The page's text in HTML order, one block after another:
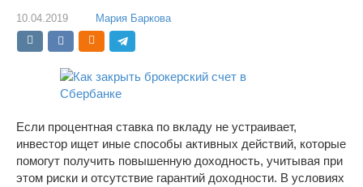
10.04.2019 Мария Баркова
Если процентная ставка по вкладу не устраивает,
инвестор ищет иные способы активных действий, которые
помогут получить повышенную доходность, учитывая при
этом риски и отсутствие гарантий доходности. В условиях